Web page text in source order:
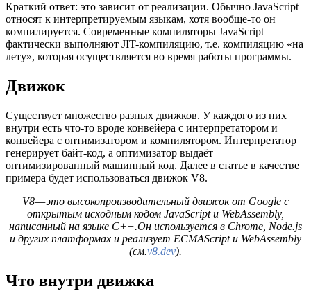
Краткий ответ: это зависит от реализации. Обычно JavaScript
относят к интерпретируемым языкам, хотя вообще-то он
компилируется. Современные компиляторы JavaScript
фактически выполняют JIT-компиляцию, т.е. компиляцию «на
лету», которая осуществляется во время работы программы.
Движок
Существует множество разных движков. У каждого из них
внутри есть что-то вроде конвейера с интерпретатором и
конвейера с оптимизатором и компилятором. Интерпретатор
генерирует байт-код, а оптимизатор выдаёт
оптимизированный машинный код. Далее в статье в качестве
примера будет использоваться движок V8.
V8 — это высокопроизводительный движок от Google с
открытым исходным кодом JavaScript и WebAssembly,
написанный на языке C++.Он используется в Chrome, Node.js
и других платформах и реализует ECMAScript и WebAssembly
(см.v8.dev).
Что внутри движка